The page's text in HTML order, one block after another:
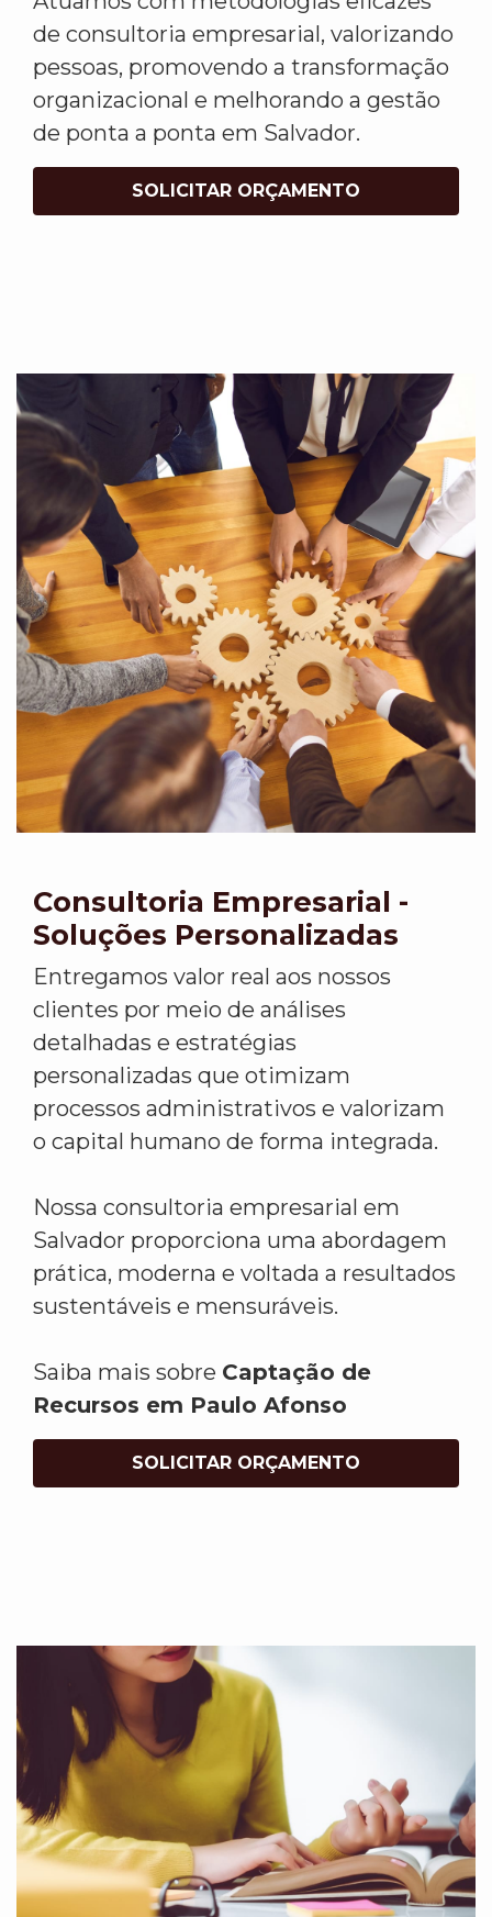
de consultoria empresarial, valorizando
pessoas, promovendo a transformação
organizacional e melhorando a gestão
de ponta a ponta em Salvador.
SOLICITAR ORÇAMENTO
Consultoria Empresarial -
Soluções Personalizadas
Entregamos valor real aos nossos
clientes por meio de análises
detalhadas e estratégias
personalizadas que otimizam
processos administrativos e valorizam
o capital humano de forma integrada.
Nossa consultoria empresarial em
Salvador proporciona uma abordagem
prática, moderna e voltada a resultados
sustentáveis e mensuráveis.
Saiba mais sobre Captação de
Recursos em Paulo Afonso
SOLICITAR ORÇAMENTO